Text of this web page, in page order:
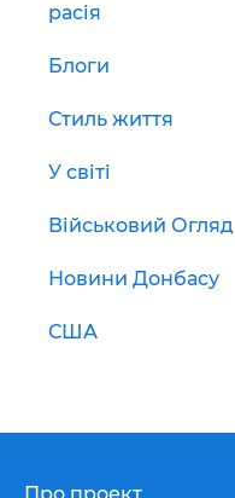
расія
Блоги
Стиль життя
У світі
Військовий Огляд
Новини Донбасу
США